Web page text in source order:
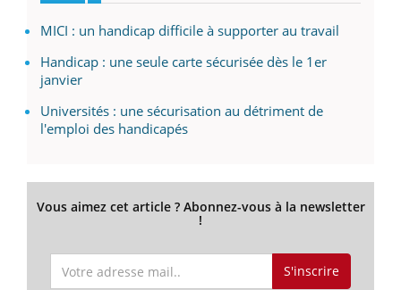
MICI : un handicap difficile à supporter au travail
Handicap : une seule carte sécurisée dès le 1er
janvier
Universités : une sécurisation au détriment de
l'emploi des handicapés
Vous aimez cet article ? Abonnez-vous à la newsletter
!
S'inscrire